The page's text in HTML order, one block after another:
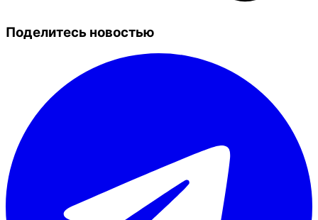
Поделитесь новостью